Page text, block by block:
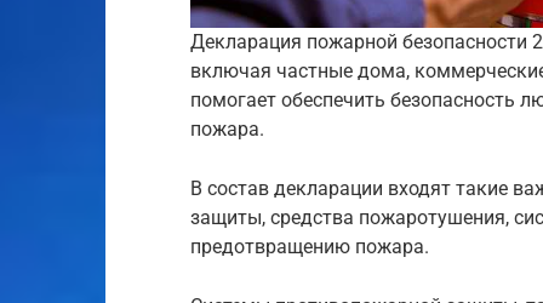
Декларация пожарной безопасности
включая частные дома,
помогает обеспечить безопасность
пожара.
В состав декларации входят такие
защиты, средства пожаротушения,
предотвращению пожара.